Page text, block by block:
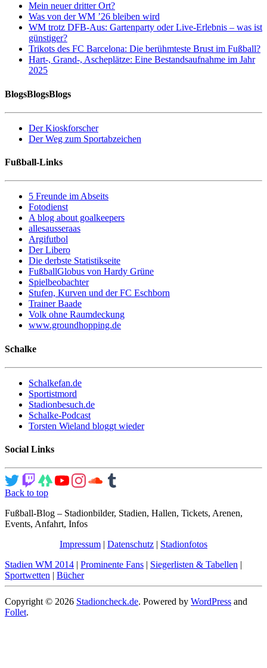
Mein neuer dritter Ort?
Was von der WM ’26 bleiben wird
WM trotz DFB-Aus: Gartenparty oder Live-Erlebnis – was ist
günstiger?
Trikots des FC Barcelona: Die berühmteste Brust im Fußball?
Hart-, Grand-, Ascheplätze: Eine Bestandsaufnahme im Jahr
2025
BlogsBlogsBlogs
Der Kioskforscher
Der Weg zum Sportabzeichen
Fußball-Links
5 Freunde im Abseits
Fotodienst
A blog about goalkeepers
allesausseraas
Argifutbol
Der Libero
Die derbste Statistikseite
FußballGlobus von Hardy Grüne
Spielbeobachter
Stufen, Kurven und der FC Eschborn
Trainer Baade
Volk ohne Raumdeckung
www.groundhopping.de
Schalke
Schalkefan.de
Sportistmord
Stadionbesuch.de
Schalke-Podcast
Torsten Wieland bloggt wieder
Social Links
Back to top
Fußball-Blog – Stadionbilder, Stadien, Hallen, Tickets, Arenen,
Events, Anfahrt, Infos
Impressum | Datenschutz | Stadionfotos
Stadien WM 2014 | Prominente Fans | Siegerlisten & Tabellen |
Sportwetten | Bücher
Copyright © 2026 Stadioncheck.de. Powered by WordPress and
Follet.